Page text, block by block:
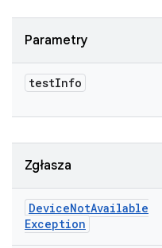
Parametry
testInfo
Zgłasza
DeviceNotAvailable
Exception